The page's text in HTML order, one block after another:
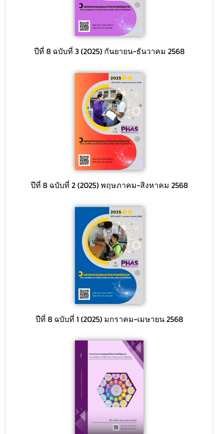
ปีที่ 8 ฉบับที่ 3 (2025) กันยายน-ธันวาคม 2568
ปีที่ 8 ฉบับที่ 2 (2025) พฤษภาคม-สิงหาคม 2568
ปีที่ 8 ฉบับที่ 1 (2025) มกราคม-เมษายน 2568